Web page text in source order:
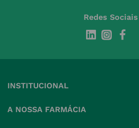
Redes Sociais
INSTITUCIONAL
A NOSSA FARMÁCIA